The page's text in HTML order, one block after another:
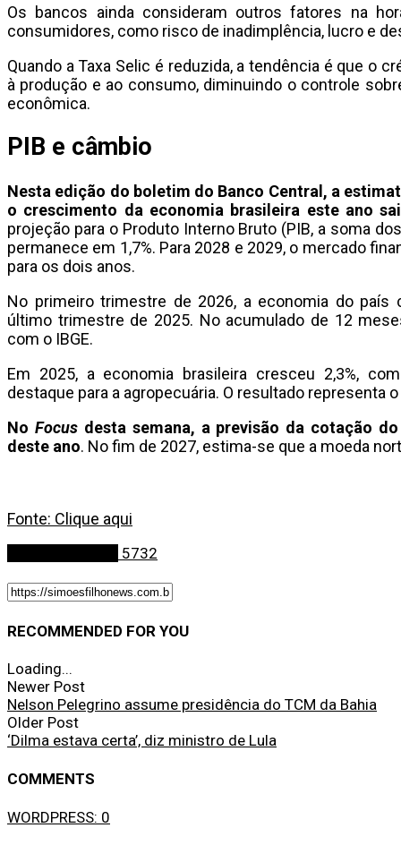
Os bancos ainda consideram outros fatores na
consumidores, como risco de inadimplência, lucro e
Quando a Taxa Selic é reduzida, a tendência é que o
à produção e ao consumo, diminuindo o controle
econômica.
PIB e câmbio
Nesta edição do boletim do Banco Central, a
o crescimento da economia brasileira este ano
projeção para o Produto Interno Bruto (PIB, a soma
permanece em 1,7%. Para 2028 e 2029, o mercado
para os dois anos.
No primeiro trimestre de 2026, a economia do país
último trimestre de 2025. No acumulado de 12
com o IBGE.
Em 2025, a economia brasileira cresceu 2,3%,
destaque para a agropecuária. O resultado representa
No Focusdesta semana, a previsão da cotação
deste ano. No fim de 2027, estima-se que a moeda
Fonte: Clique aqui
5732
RECOMMENDED FOR YOU
Loading...
Newer Post
Nelson Pelegrino assume presidência do TCM da Bahia
Older Post
‘Dilma estava certa’, diz ministro de Lula
COMMENTS
WORDPRESS: 0